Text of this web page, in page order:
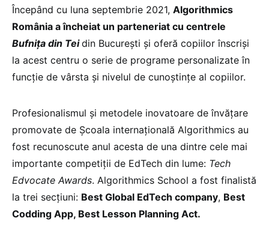
Începând cu luna septembrie 2021, Algorithmics
România a încheiat un parteneriat cu centrele
Bufnița din Tei din București și oferă copiilor înscriși
la acest centru o serie de programe personalizate în
funcție de vârsta și nivelul de cunoștințe al copiilor.
Profesionalismul și metodele inovatoare de învățare
promovate de Școala internațională Algorithmics au
fost recunoscute anul acesta de una dintre cele mai
importante competiții de EdTech din lume: Tech
Edvocate Awards. Algorithmics School a fost finalistă
la trei secțiuni: Best Global EdTech company, Best
Codding App, Best Lesson Planning Act.